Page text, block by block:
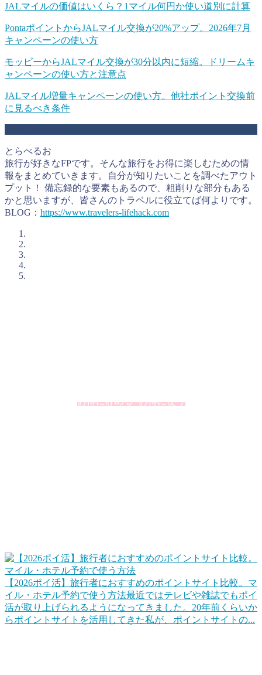
JALマイルの価値はいくら？1マイル何円か使い道別に計算
PontaポイントからJALマイル交換が20%アップ。2026年7月
キャンペーンの使い方
モッピーからJALマイル交換が30分以内に短縮。ドリームキ
ャンペーンの使い方と注意点
JALマイル増量キャンペーンの使い方。他社ポイント交換前
に見るべき条件
とらべるお
旅行が好きなFPです。そんな旅行をお得に楽しむための情
報をまとめていきます。自分が知りたいことを調べたアウト
プット！ 備忘録的な要素もあるので、粗削りな部分もある
かと思いますが、皆さんのトラベルに役立てば何よりです。
BLOG： https://www.travelers-lifehack.com
お得に貯める×お得に使う
【2026ポイ活】旅行者におすすめのポイントサイト比較。マ
イル・ホテル予約で使う方法最近ではテレビや雑誌でもポイ
活が取り上げられるようになってきました。20年前くらいか
らポイントサイトを活用してきた私が、ポイントサイトの...